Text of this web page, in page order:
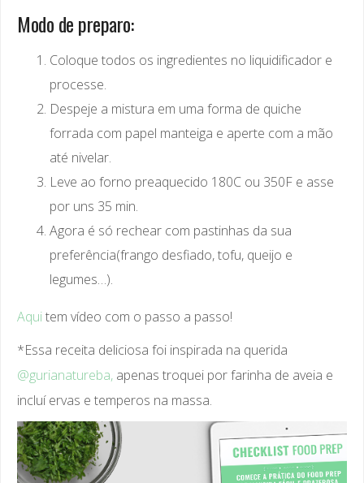
Modo de preparo:
Coloque todos os ingredientes no liquidificador e
processe.
Despeje a mistura em uma forma de quiche
forrada com papel manteiga e aperte com a mão
até nivelar.
Leve ao forno preaquecido 180C ou 350F e asse
por uns 35 min.
Agora é só rechear com pastinhas da sua
preferência(frango desfiado, tofu, queijo e
legumes…).
Aquitem vídeo com o passo a passo!
*Essa receita deliciosa foi inspirada na querida
@gurianatureba, apenas troquei por farinha de aveia e
incluí ervas e temperos na massa.